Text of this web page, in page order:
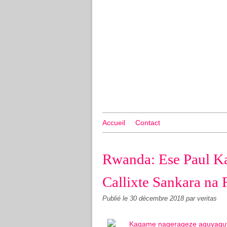
Accueil Contact
Rwanda: Ese Paul
Callixte Sankara na
Publié le 30 décembre 2018 par veritas